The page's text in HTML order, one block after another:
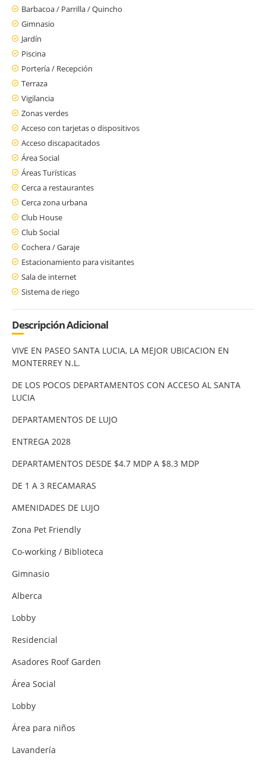
Barbacoa / Parrilla / Quincho
Gimnasio
Jardín
Piscina
Portería / Recepción
Terraza
Vigilancia
Zonas verdes
Acceso con tarjetas o dispositivos
Acceso discapacitados
Área Social
Áreas Turísticas
Cerca a restaurantes
Cerca zona urbana
Club House
Club Social
Cochera / Garaje
Estacionamiento para visitantes
Sala de internet
Sistema de riego
Descripción Adicional
VIVE EN PASEO SANTA LUCIA, LA MEJOR UBICACION EN
MONTERREY N.L.
DE LOS POCOS DEPARTAMENTOS CON ACCESO AL SANTA
LUCIA
DEPARTAMENTOS DE LUJO
ENTREGA 2028
DEPARTAMENTOS DESDE $4.7 MDP A $8.3 MDP
DE 1 A 3 RECAMARAS
AMENIDADES DE LUJO
Zona Pet Friendly
Co-working / Biblioteca
Gimnasio
Alberca
Lobby
Residencial
Asadores Roof Garden
Área Social
Lobby
Área para niños
Lavandería